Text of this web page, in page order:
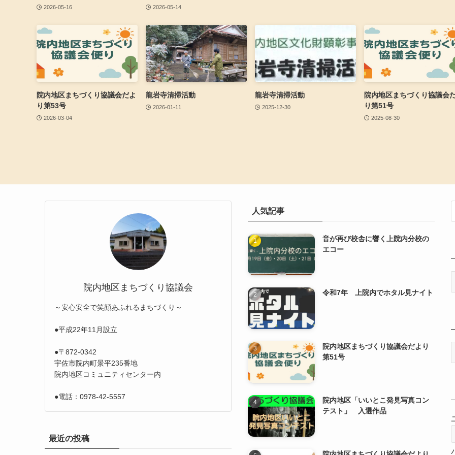
2026-05-16 2026-05-14
院内地区まちづくり協議会だよ
り第53号
2026-03-04
龍岩寺清掃活動
2026-01-11
龍岩寺清掃活動
2025-12-30
院内地区まちづくり協議会
り第51号
2025-08-30
院内地区まちづくり協議会
～安心安全で笑顔あふれるまちづくり～
●平成22年11月設立
●〒872-0342
宇佐市院内町景平235番地
院内地区コミュニティセンター内
●電話：0978-42-5557
最近の投稿
人気記事
音が再び校舎に響く上院内分校の
エコー
令和7年 上院内でホタル見ナイト
院内地区まちづくり協議会だより
第51号
院内地区「いいとこ発見写真コン
テスト」 入選作品